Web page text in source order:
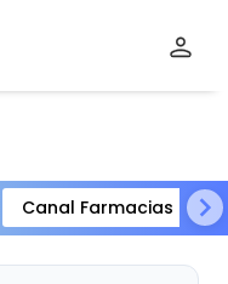
Canal Farmacias